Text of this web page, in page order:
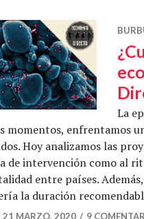
La
momentos, enfrentamos
Hoy analizamos las
de intervención como al
entre países.
la duración
21 MARZO, 2020 9